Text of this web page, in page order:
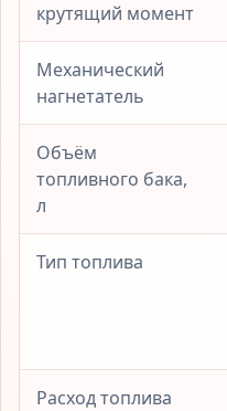
крутящий момент
Механический
нагнетатель
Объём
топливного бака,
л
Тип топлива
Расход топлива